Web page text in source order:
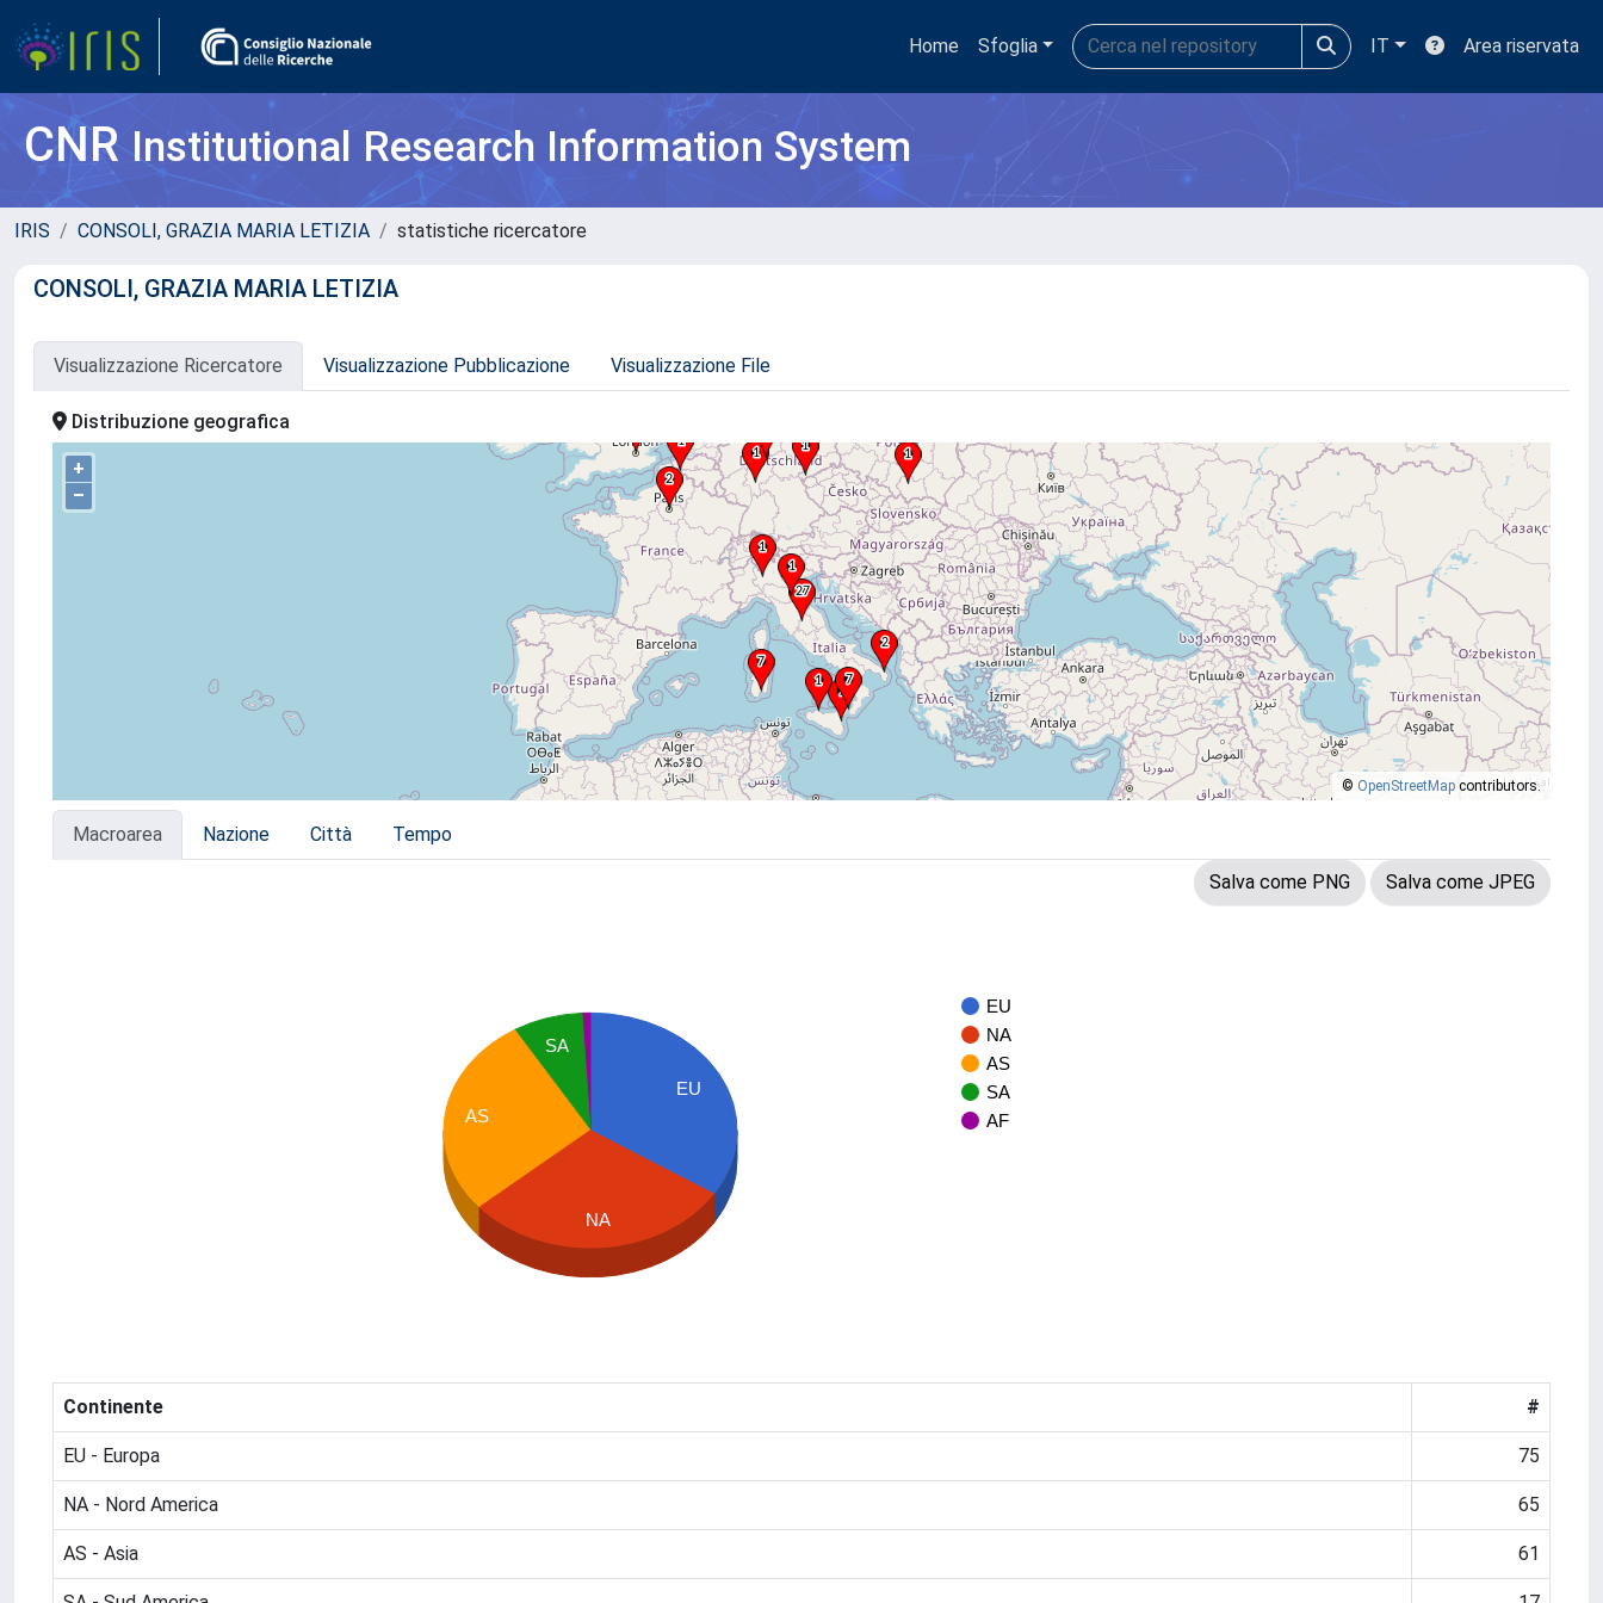
Home Sfoglia IT Area riservata
CNRInstitutional Research Information System
IRIS CONSOLI, GRAZIA MARIA LETIZIA statistiche ricercatore
CONSOLI, GRAZIA MARIA LETIZIA
Visualizzazione Ricercatore Visualizzazione Pubblicazione Visualizzazione File
Distribuzione geografica
+
–
© OpenStreetMap contributors.
Macroarea Nazione Città Tempo
Salva come PNG Salva come JPEG
EU
NA
AS
SA
AF
EU
SA
AS
NA
Continente #
EU - Europa 75
NA - Nord America 65
AS - Asia 61